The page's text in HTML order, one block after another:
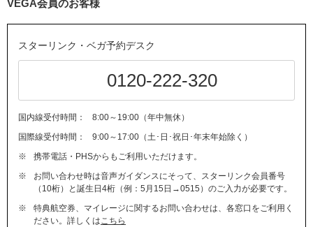
VEGA会員のお客様
スターリンク・ベガ予約デスク
0120-222-320
国内線受付時間：
8:00～19:00（年中無休）
国際線受付時間：
9:00～17:00（土･日･祝日･年末年始除く）
※
携帯電話・PHSからもご利用いただけます。
※
お問い合わせ時は音声ガイダンスにそって、スターリンク会員番号
（10桁）と誕生日4桁（例：5月15日→0515）のご入力が必要です。
※
特典航空券、マイレージに関するお問い合わせは、各窓口をご利用く
ださい。詳しくはこちら